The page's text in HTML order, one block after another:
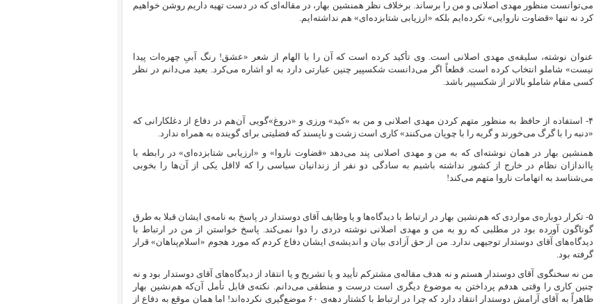
می‌توانست منظور مهدی اصلانی و من را برساند. برخلاف نظر همنشین بهار، در مقاله‌‌ای که در دست تهیه داریم روشن خواهیم
کرد نه تنها «قضاوت ناروایی» نکرده‌ایم بلکه «ارزیابی شتابزده‌ای» هم نداشته‌ایم.
عنوان نوشته، سلیقه‌ی مهدی اصلانی است. وی تأکید کرده است که آن را با الهام از شعر «عشق! رنگ آبیِ چهره‌ات پیدا
نیست» شاملو انتخاب کرده است. قطعاً اگر می‌دانست شکسپیر چنین عبارتی دارد به او اشاره می‌کرد. بعید می‌دانم در نظر
کسی مقام شاملو بالاتر از شکسپیر باشد.
۴- استفاده از حافظ به منظور متهم کردن مهدی اصلانی و من به «کید» ورزی و «دروغ»‌گویی آن‌هم در دفاع از دغلکارانی که
«دنبه را با گرگ می‌خورند و گریه را با چوپان می‌کنند» کاری است زشت و ناپسند که فضلیتی برای گوینده به همراه ندارد.
همنشین بهار در همان نوشته‌ای که به من و مهدی اصلانی پند می‌دهد «قضاوت ناروا» و «ارزیابی شتابزده‌ای» در رابطه با
پا‌اندازان نظام در خارج از کشور نداشته باشیم به سادگی دو نفر از زندانیان سیاسی را که لااقل یکی از آن‌ها را بخوبی
می‌شناسد به اتهامات ناروا متهم می‌کند!
۵- تکرار دوباره‌ی مواردی که هم‌نشین بهار در ارتباط با دیدگاه‌ها و یا وظایف آقای دوستدار در پاسخ به نامه‌ی ایشان قبلا به طرق
گوناگون آورده بود در مطلبی که رو به من و مهدی اصلانی نوشته دردی را دوا نمی‌کند. پاسخ خواستن از من در ارتباط با
دیدگاه‌های آقای دوستدار توجیهی ندارد. من از حق آزادی بیان و اندیشه‌ی ایشان دفاع کردم که مورد هجوم «اسلام‌پناهان» قرار
گرفته بود.
من نه سخنگوی آقای دوستدار هستم و نه هدف مقاله‌‌ی مشترکم تأیید و یا تشریح و یا انتقاد از دیدگاه‌های آقای دوستدار بود و نه
چنین کاری را وقتی هدفم پرداختن به موضوع دیگری است درست و منطقی می‌دانم. نکته‌ی قابل تأمل آن‌که هم‌نشین بهار
ظاهراً‌ به آقای آرامش دوستدار انتقاد دارد که چرا در ارتباط با کشتار دهه‌ی ۶۰ موضع‌گیری نکرده‌اند! اما همان موقع به دفاع از